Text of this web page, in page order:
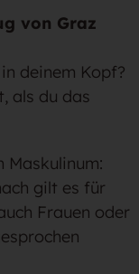
von Graz
deinem Kopf?
als du das
Maskulinum:
gilt es für
Frauen oder